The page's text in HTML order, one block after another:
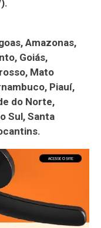
Amazonas,
Goiás,
Mato
Piauí,
do Norte,
Sul, Santa